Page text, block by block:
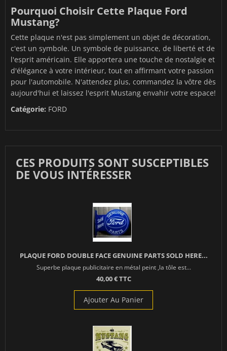
Pourquoi Choisir Cette Plaque Ford
Mustang?
Cette plaque n'est pas simplement un objet de décoration,
c'est un symbole. Un symbole de puissance, de liberté et de
l'esprit américain. Elle apportera une touche de nostalgie et
d'élégance à votre intérieur, tout en affirmant votre passion
pour l'automobile. N'attendez plus, commandez la vôtre dès
aujourd'hui et laissez l'esprit Mustang envahir votre espace!
Catégorie: FORD
CES PRODUITS SONT SUSCEPTIBLES
DE VOUS INTÉRESSER
PLAQUE FORD DOUBLE FACE GENUINE PARTS SOLD HERE...
Superbe plaque publicitaire en métal peint ,la tôle est...
40,00 € TTC
Ajouter Au Panier